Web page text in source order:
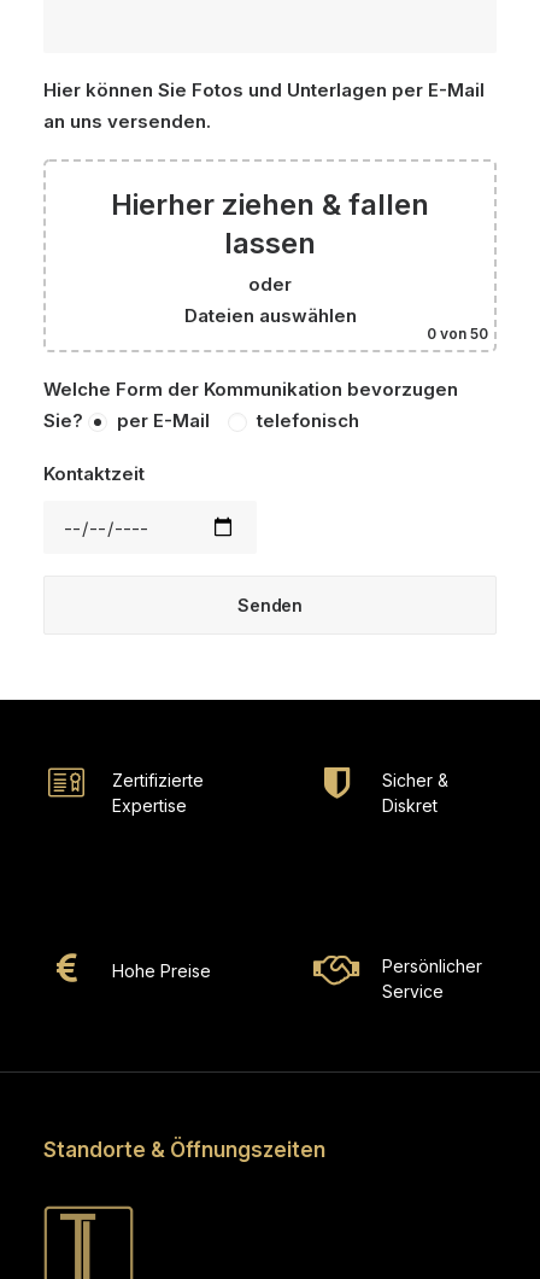
Hier können Sie Fotos und Unterlagen per E-Mail
an uns versenden.
Hierher ziehen & fallen
lassen
oder
Dateien auswählen
0 von 50
Welche Form der Kommunikation bevorzugen
Sie?
per E-Mail telefonisch
Kontaktzeit
Zertifizierte
Expertise
Sicher &
Diskret
Hohe Preise
Persönlicher
Service
Standorte & Öffnungszeiten